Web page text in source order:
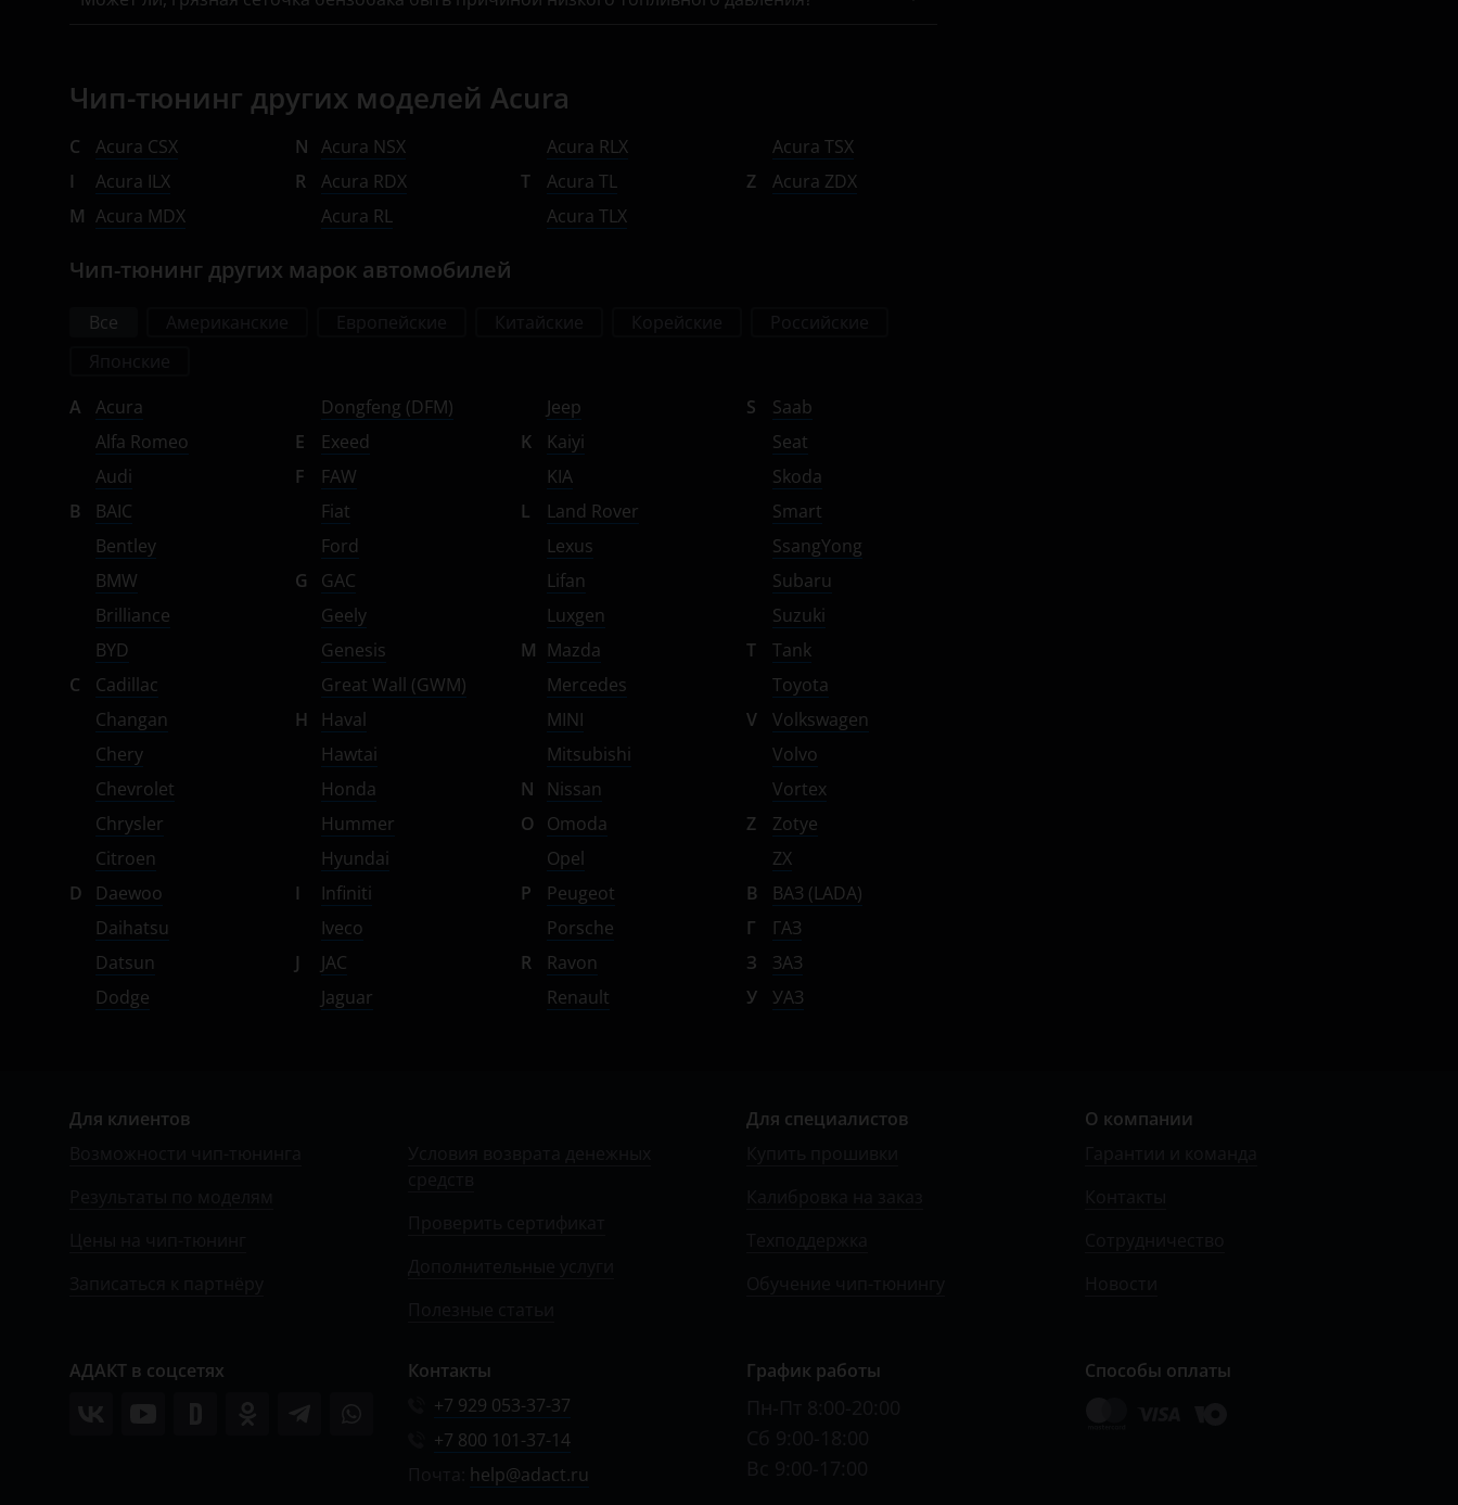
Porsche
Ravon
Seat
Smart
SsangYong
Subaru
Suzuki
Tank
Toyota
Volkswagen
Volvo
Vortex
Zotye
ZX
ВАЗ (LADA)
ГАЗ
ЗАЗ
Чип-тюнинг других моделей Acura
C
Acura CSX
I
Acura ILX
M Acura MDX
N Acura NSX
R
Acura RDX
Acura RL
Acura RLX
T
Acura TL
Acura TLX
Acura TSX
Z
Acura ZDX
Чип-тюнинг других марок автомобилей
Все
A
Acura
Alfa Romeo
Audi
B
BAIC
Bentley
BMW
Brilliance
BYD
C
Cadillac
Changan
Chery
Chevrolet
Chrysler
Citroen
D
Daewoo
Daihatsu
Datsun
Dodge
Dongfeng (DFM)
E
Exeed
F
FAW
Fiat
Ford
G
GAC
Geely
Genesis
Great Wall (GWM)
H
Haval
Hawtai
Honda
Hummer
Hyundai
I
Infiniti
Iveco
J
JAC
Jaguar
Jeep
K
Kaiyi
KIA
L
Land Rover
Lexus
Lifan
Luxgen
M Mazda
Mercedes
MINI
Mitsubishi
N
Nissan
O
Omoda
Opel
P
Peugeot
Porsche
R
Ravon
Renault
S
Saab
Seat
Skoda
Smart
SsangYong
Subaru
Suzuki
T
Tank
Toyota
V
Volkswagen
Volvo
Vortex
Z
Zotye
ZX
В
ВАЗ (LADA)
Г
ГАЗ
З
ЗАЗ
У
УАЗ
Для клиентов
Для специалистов
О компании
АДАКТ в соцсетях
Контакты
+7 929 053-37-37
+7 800 101-37-14
help@adact.ru
График работы Способы оплаты